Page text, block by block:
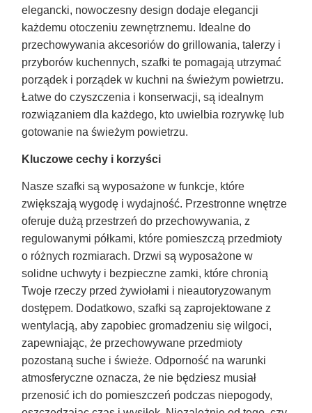
elegancki, nowoczesny design dodaje elegancji
każdemu otoczeniu zewnętrznemu. Idealne do
przechowywania akcesoriów do grillowania, talerzy i
przyborów kuchennych, szafki te pomagają utrzymać
porządek i porządek w kuchni na świeżym powietrzu.
Łatwe do czyszczenia i konserwacji, są idealnym
rozwiązaniem dla każdego, kto uwielbia rozrywkę lub
gotowanie na świeżym powietrzu.
Kluczowe cechy i korzyści
Nasze szafki są wyposażone w funkcje, które
zwiększają wygodę i wydajność. Przestronne wnętrze
oferuje dużą przestrzeń do przechowywania, z
regulowanymi półkami, które pomieszczą przedmioty
o różnych rozmiarach. Drzwi są wyposażone w
solidne uchwyty i bezpieczne zamki, które chronią
Twoje rzeczy przed żywiołami i nieautoryzowanym
dostępem. Dodatkowo, szafki są zaprojektowane z
wentylacją, aby zapobiec gromadzeniu się wilgoci,
zapewniając, że przechowywane przedmioty
pozostaną suche i świeże. Odporność na warunki
atmosferyczne oznacza, że nie będziesz musiał
przenosić ich do pomieszczeń podczas niepogody,